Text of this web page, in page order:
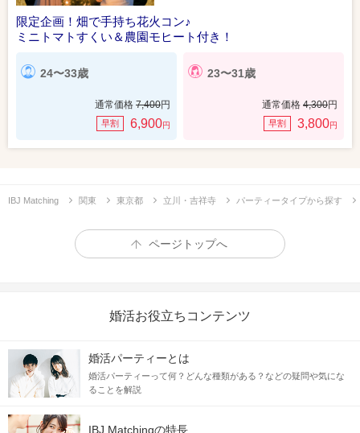
限定企画！畑で手持ち花火コン♪
ミニトマトすくい＆農園モヒート付き！
24〜33歳
通常価格 7,400円
早割 6,900円
23〜31歳
通常価格 4,300円
早割 3,800円
IBJ Matching 関東 東京都 立川・吉祥寺 パーティータイプから探す
ページトップへ
婚活お役立ちコンテンツ
婚活パーティーとは
婚活パーティーって何？どんな種類がある？などの疑問や気にな
ることを解説
IBJ Matchingの特長